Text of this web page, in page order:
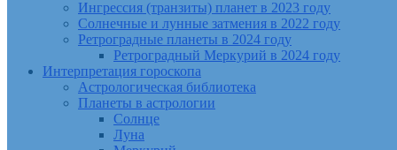
Ингрессия (транзиты) планет в 2023 году
Солнечные и лунные затмения в 2022 году
Ретроградные планеты в 2024 году
Ретроградный Меркурий в 2024 году
Интерпретация гороскопа
Астрологическая библиотека
Планеты в астрологии
Солнце
Луна